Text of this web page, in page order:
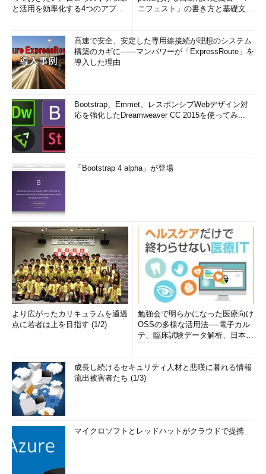
と活用を効率化する4つのアプリ
ニフェスト」の書き方と基礎文法
高速で安全、安定した専用線接続が理想のシステム
構築のカギに――マンパワーが「ExpressRoute」を
導入した理由
Bootstrap、Emmet、レスポンシブWebデザイン対
応を強化したDreamweaver CC 2015を使ってみ...
「Bootstrap 4 alpha」が登場
より広がったカリキュラムを通過
点に若者は上を目指す (1/2)
勉強会で明らかになった医療向け
OSSの多様な活用法──電子カル
テ、臨床試験データ解析、日本語
成長し続けるセキュリティ人材と悲嘆に暮れる情報
流出被害者たち (1/3)
マイクロソフトとレッドハットがクラウドで提携